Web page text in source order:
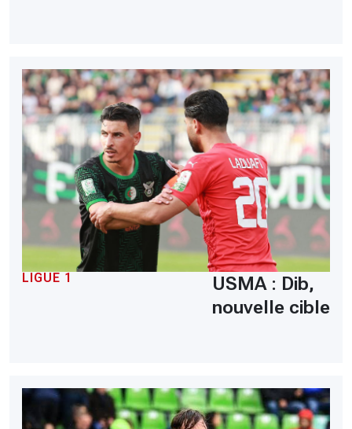
LIGUE 1
USMA : Dib,
nouvelle cible